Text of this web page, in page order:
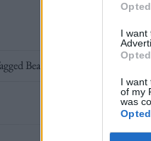
I want
I want
of my
was
Beach Boys Brian Wilson